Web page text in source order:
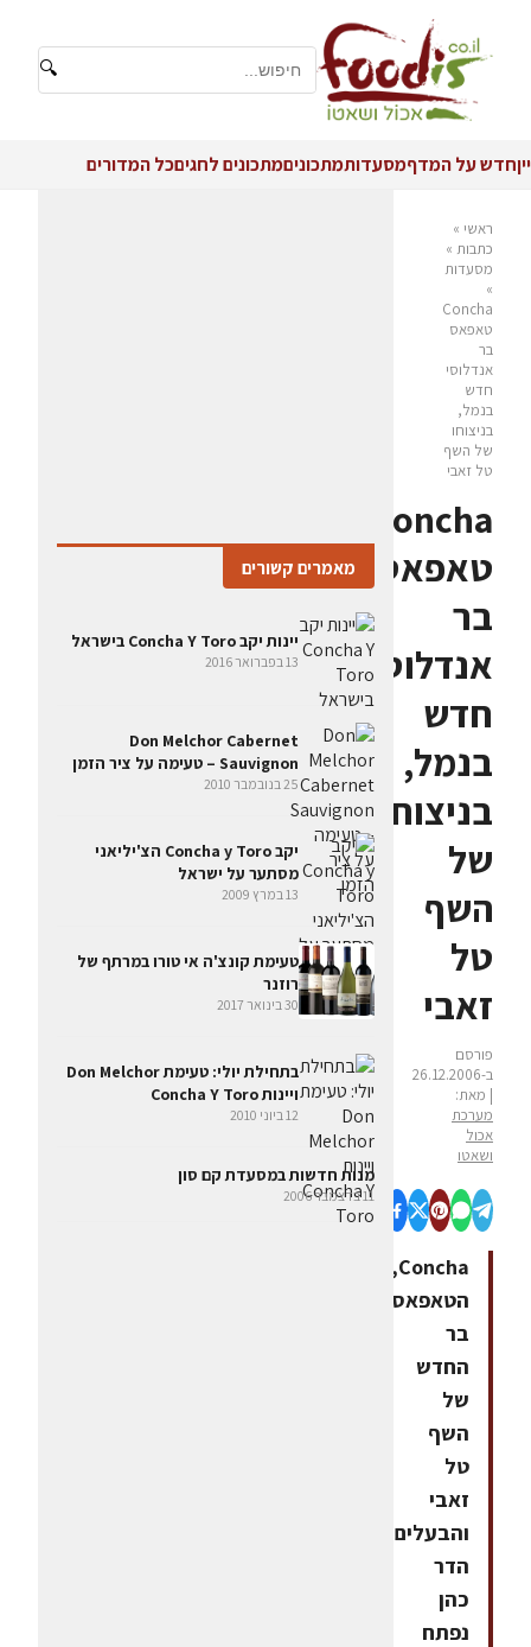
🔍
ייןחדש על המדףמסעדותמתכוניםמתכונים לחגיםכל המדורים
ראשי »
כתבות »
מסעדות
»
Concha
טאפאס
בר
אנדלוסי
חדש
בנמל,
בניצוחו
של השף
טל זאבי
Concha
טאפאס
בר
אנדלוסי
חדש
בנמל,
בניצוחו
של
השף
טל
זאבי
פורסם
ב-26.12.2006
| מאת:
מערכת
אכול
ושאטו
Concha,
הטאפאס
בר
החדש
של
השף
טל
זאבי
והבעלים
הדר
כהן
נפתח
מאמרים קשורים
יינות יקב Concha Y Toro בישראל
13 בפברואר 2016
Don Melchor Cabernet
Sauvignon – טעימה על ציר הזמן
25 בנובמבר 2010
יקב Concha y Toro הצ'יליאני
מסתער על ישראל
13 במרץ 2009
טעימת קונצ'ה אי טורו במרתף של
רוזנר
30 בינואר 2017
בתחילת יולי: טעימת Don Melchor
ויינות Concha Y Toro
12 ביוני 2010
מנות חדשות במסעדת קם סון
11 בדצמבר 2006